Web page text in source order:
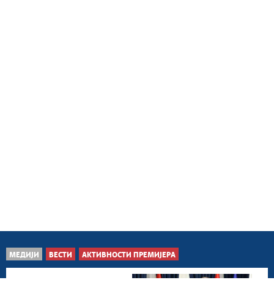
МЕДИЈИ ВЕСТИ АКТИВНОСТИ ПРЕМИЈЕРА